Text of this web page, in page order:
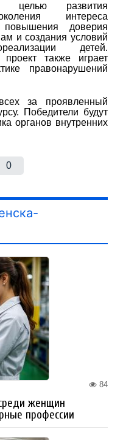
целью развития
интереса
доверия
и создания условий
детей.
также играет
правонарушений
за проявленный
Победители будут
органов внутренних
0
84
женщин
профессии